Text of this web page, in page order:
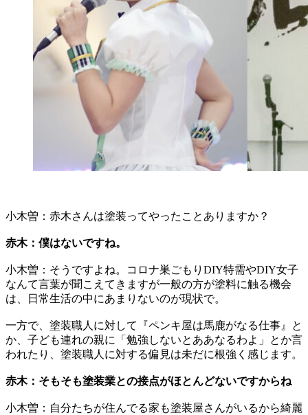
小木曽：赤木さんは塗装ってやったことありますか？
赤木：僕はないですね。
小木曽：そうですよね。コロナ巣ごもりDIY特需やDIY女子
なんて言葉が聞こえてきますが一般の方が塗料に触る機会
は、日常生活の中にあまりないのが現状で。
一方で、塗装職人に対して『ペンキ屋は馬鹿がなる仕事』と
か、子ども連れの親に「勉強しないとああなるわよ」とか言
われたり、塗装職人に対する偏見は未だに根強く感じます。
赤木：そもそも塗装業との接点がほとんどないですからね
小木曽：自分たちが住んでる家も塗装屋さんがいるから綺麗